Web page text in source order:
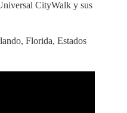
CityWalk y sus
Florida, Estados